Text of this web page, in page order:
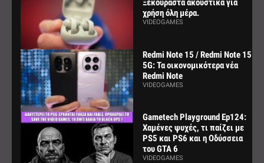
Ξεκούραστα ακουστικά για
χρήση όλη μέρα.
VIDEOGAMES
Redmi Note 15 / Redmi Note 15
5G: Τα οικονομικότερα νέα
Redmi Note
VIDEOGAMES
Gametech Playground Ep124:
Χαμένες ψυχές, τι παίζει με
PS5 και PS6 και η Οδύσσεια
του GTA 6
VIDEOGAMES